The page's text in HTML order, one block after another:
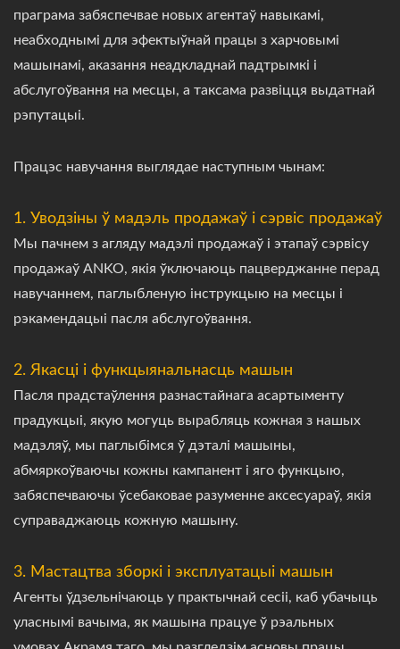
праграма забяспечвае новых агентаў навыкамі,
неабходнымі для эфектыўнай працы з харчовымі
машынамі, аказання неадкладнай падтрымкі і
абслугоўвання на месцы, а таксама развіцця выдатнай
рэпутацыі.
Працэс навучання выглядае наступным чынам:
1. Уводзіны ў мадэль продажаў і сэрвіс продажаў
Мы пачнем з агляду мадэлі продажаў і этапаў сэрвісу
продажаў ANKO, якія ўключаюць пацверджанне перад
навучаннем, паглыбленую інструкцыю на месцы і
рэкамендацыі пасля абслугоўвання.
2. Якасці і функцыянальнасць машын
Пасля прадстаўлення разнастайнага асартыменту
прадукцыі, якую могуць вырабляць кожная з нашых
мадэляў, мы паглыбімся ў дэталі машыны,
абмяркоўваючы кожны кампанент і яго функцыю,
забяспечваючы ўсебаковае разуменне аксесуараў, якія
суправаджаюць кожную машыну.
3. Мастацтва зборкі і эксплуатацыі машын
Агенты ўдзельнічаюць у практычнай сесіі, каб убачыць
уласнымі вачыма, як машына працуе ў рэальных